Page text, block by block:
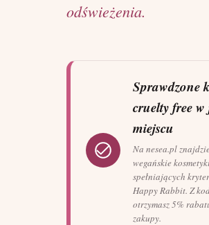
odświeżenia.
Sprawdzone
cruelty free w
miejscu
Na nesea.pl
wegańskie
spełniających
Happy Rabbit. Z
otrzymasz 5%
zakupy.